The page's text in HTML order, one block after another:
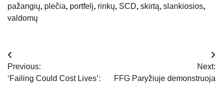
pažangių, plečia, portfelį, rinkų, SCD, skirtą, slankiosios,
valdomų
Navigacija
tarp
Previous:
‘Failing Could Cost Lives’:
Next:
FFG Paryžiuje demonstruoja